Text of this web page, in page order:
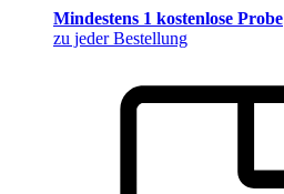
Mindestens 1 kostenlose Probe
zu jeder Bestellung